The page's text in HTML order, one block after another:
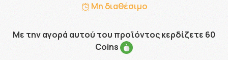
Μη διαθέσιμο
Με την αγορά αυτού του προϊόντος κερδίζετε 60
Coins